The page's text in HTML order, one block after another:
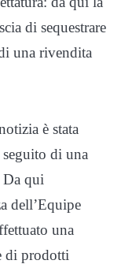
di sequestrare
una rivendita
è stata
di una
Da qui
dell’Equipe
una
di prodotti